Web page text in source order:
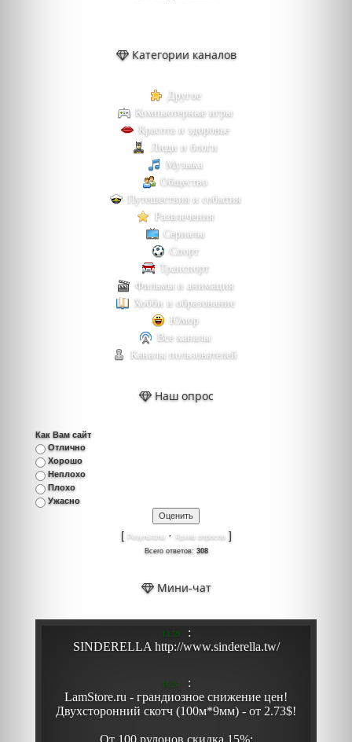
Категории каналов
Другое
Компьютерные игры
Красота и здоровье
Люди и блоги
Музыка
Общество
Путешествия и события
Развлечения
Сериалы
Спорт
Транспорт
Фильмы и анимация
Хобби и образование
Юмор
Все каналы
Каналы пользователей
Наш опрос
Как Вам сайт
Отлично
Хорошо
Неплохо
Плохо
Ужасно
[ Результаты · Архив опросов]
Всего ответов: 308
Мини-чат